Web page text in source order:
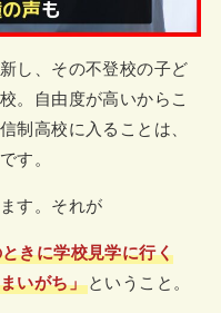
し、その不登校の子ど
。自由度が高いからこ
制高校に入ることは、
す。
す。それが
きに学校見学に行く
いがち」ということ。